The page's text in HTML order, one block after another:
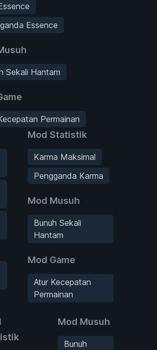
Essence
Sekali Hantam
Permainan
Mod Statistik
Karma Maksimal
Pengganda Karma
Mod Musuh
Bunuh Sekali
Hantam
Mod Game
Atur Kecepatan
Permainan
Mod Musuh
Bunuh